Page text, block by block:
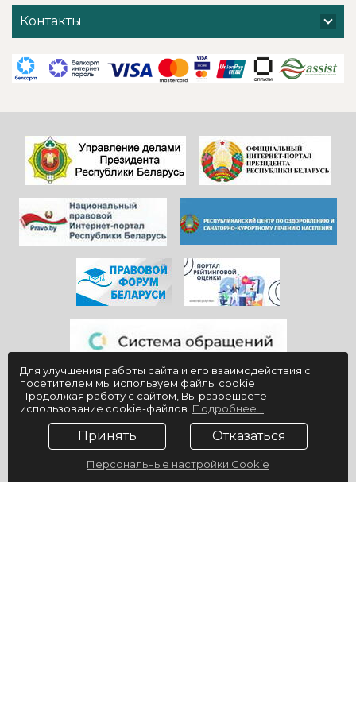
и от себя- прям
низкий поклон
САДОВНИКАМ
видишь, КАК они
Здоровья и
благополучия
всем!
санатория,
сотрудников
ресепшен и
другие службы и
дальнейшего
красивой и вечно
молодой
«Юности».
Контакты
Для улучшения работы сайта и его взаимодействия с
посетителем мы используем файлы cookie
Продолжая работу с сайтом, Вы разрешаете
использование cookie-файлов. Подробнее...
Принять Отказаться
Персональные настройки Cookie